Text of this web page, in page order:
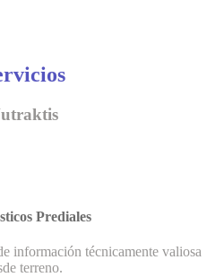
Prediales
información técnicamente valiosa
terreno.